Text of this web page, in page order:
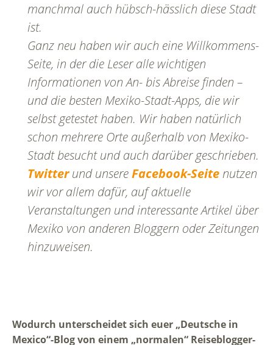
manchmal auch hübsch-hässlich diese Stadt
ist.
Ganz neu haben wir auch eine Willkommens-
Seite, in der die Leser alle wichtigen
Informationen von An- bis Abreise finden –
und die besten Mexiko-Stadt-Apps, die wir
selbst getestet haben. Wir haben natürlich
schon mehrere Orte außerhalb von Mexiko-
Stadt besucht und auch darüber geschrieben.
Twitterund unsereFacebook-Seitenutzen
wir vor allem dafür, auf aktuelle
Veranstaltungen und interessante Artikel über
Mexiko von anderen Bloggern oder Zeitungen
hinzuweisen.
Wodurch unterscheidet sich euer „Deutsche in
Mexico“-Blog von einem „normalen“ Reiseblogger-